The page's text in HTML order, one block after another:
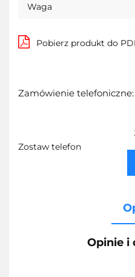
Waga
Pobierz produkt do
Zamówienie telefoniczne:
Zostaw telefon
Opinie i